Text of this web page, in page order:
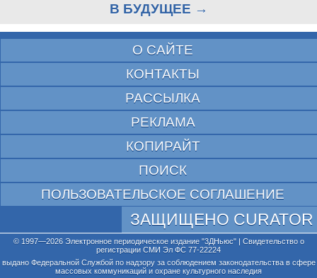
В БУДУЩЕЕ →
О САЙТЕ
КОНТАКТЫ
РАССЫЛКА
РЕКЛАМА
КОПИРАЙТ
ПОИСК
ПОЛЬЗОВАТЕЛЬСКОЕ СОГЛАШЕНИЕ
ЗАЩИЩЕНО CURATOR
© 1997—2026 Электронное периодическое издание "3ДНьюс" | Свидетельство о
регистрации СМИ Эл ФС 77-22224
выдано Федеральной Службой по надзору за соблюдением законодательства в сфере
массовых коммуникаций и охране культурного наследия